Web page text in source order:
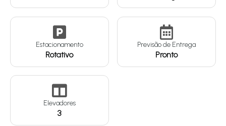
Estacionamento
Rotativo
Previsão de Entrega
Pronto
Elevadores
3